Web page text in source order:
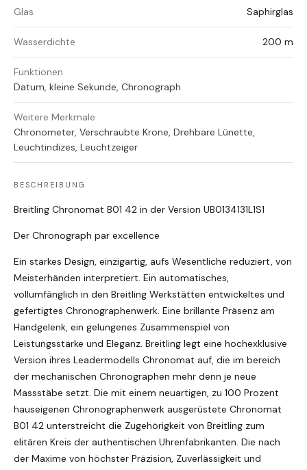
Glas Saphirglas
Wasserdichte 200 m
Funktionen
Datum, kleine Sekunde, Chronograph
Weitere Merkmale
Chronometer, Verschraubte Krone, Drehbare Lünette,
Leuchtindizes, Leuchtzeiger
BESCHREIBUNG
Breitling Chronomat B01 42 in der Version UB0134131L1S1
Der Chronograph par excellence
Ein starkes Design, einzigartig, aufs Wesentliche reduziert, von
Meisterhänden interpretiert. Ein automatisches,
vollumfänglich in den Breitling Werkstätten entwickeltes und
gefertigtes Chronographenwerk. Eine brillante Präsenz am
Handgelenk, ein gelungenes Zusammenspiel von
Leistungsstärke und Eleganz. Breitling legt eine hochexklusive
Version ihres Leadermodells Chronomat auf, die im bereich
der mechanischen Chronographen mehr denn je neue
Massstäbe setzt. Die mit einem neuartigen, zu 100 Prozent
hauseigenen Chronographenwerk ausgerüstete Chronomat
B01 42 unterstreicht die Zugehörigkeit von Breitling zum
elitären Kreis der authentischen Uhrenfabrikanten. Die nach
der Maxime von höchster Präzision, Zuverlässigkeit und